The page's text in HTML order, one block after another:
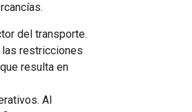
del transporte.
restricciones
resulta en
Al